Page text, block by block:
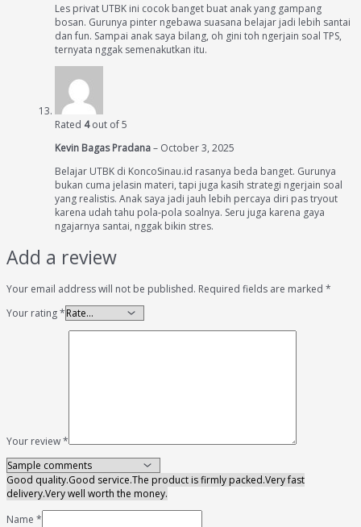
Les privat UTBK ini cocok banget buat anak yang gampang
bosan. Gurunya pinter ngebawa suasana belajar jadi lebih santai
dan fun. Sampai anak saya bilang, oh gini toh ngerjain soal TPS,
ternyata nggak semenakutkan itu.
Rated 4out of 5
Kevin Bagas Pradana– October 3, 2025
Belajar UTBK di KoncoSinau.id rasanya beda banget. Gurunya
bukan cuma jelasin materi, tapi juga kasih strategi ngerjain soal
yang realistis. Anak saya jadi jauh lebih percaya diri pas tryout
karena udah tahu pola-pola soalnya. Seru juga karena gaya
ngajarnya santai, nggak bikin stres.
Add a review
Your email address will not be published. Required fields are marked *
Your rating*
Your review*
Good quality.Good service.The product is firmly packed.Very fast
delivery.Very well worth the money.
Name *